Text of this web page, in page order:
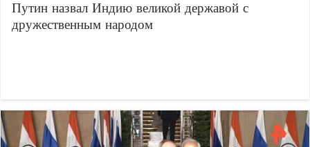
Путин назвал Индию великой державой с
дружественным народом